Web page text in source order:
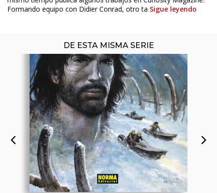
Formando equipo con Didier Conrad, otro ta Sigue leyendo
DE ESTA MISMA SERIE